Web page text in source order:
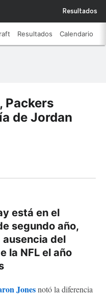
Resultados
Resultados Calendario
Packers
de Jordan
está en el
segundo año,
ausencia del
la NFL el año
Jonesnotó la diferencia